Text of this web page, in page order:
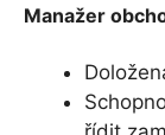
Manažer